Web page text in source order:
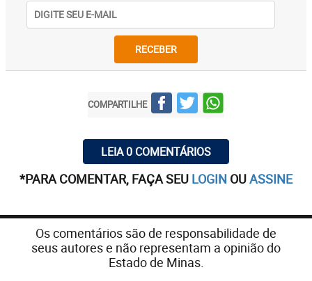
RECEBER
COMPARTILHE
LEIA 0 COMENTÁRIOS
*PARA COMENTAR, FAÇA SEU LOGIN OUASSINE
Os comentários são de responsabilidade de
seus autores e não representam a opinião do
Estado de Minas.